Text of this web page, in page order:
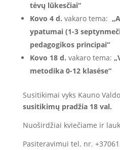
tėvų lūkesčiai“
Kovo 4 d. vakaro tema:
ypatumai (1-3
pedagogikos principai“
Kovo 18 d. vakaro tema:
metodika 0-12 klasėse“
Susitikimai vyks Kauno
susitikimų pradžia 18 val.
Nuoširdžiai kviečiame ir
Pasiteravimui tel. nr.